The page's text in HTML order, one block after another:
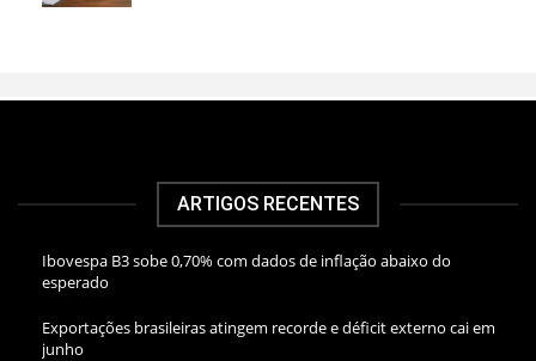
ARTIGOS RECENTES
Ibovespa B3 sobe 0,70% com dados de inflação abaixo do
esperado
Exportações brasileiras atingem recorde e déficit externo cai em
junho